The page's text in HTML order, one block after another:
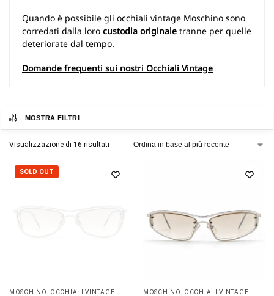
Quando è possibile gli occhiali vintage Moschino sono
corredati dalla loro custodia originale tranne per quelle
deteriorate dal tempo.
Domande frequenti sui nostri Occhiali Vintage
MOSTRA FILTRI
Visualizzazione di 16 risultati
SOLD OUT
MOSCHINO OCCHIALI VINTAGE MOSCHINO OCCHIALI VINTAGE